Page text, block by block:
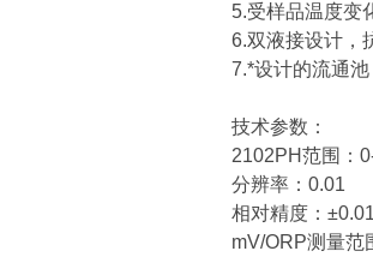
5.受样品温度变
6.双液接设计，
7.*设计的流通
技术参数：
2102PH范围：
分辨率：0.01
相对精度：
mV/ORP测量范